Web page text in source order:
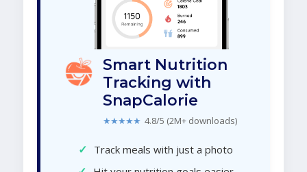
Smart Nutrition
Tracking with
SnapCalorie
★★★★★ 4.8/5 (2M+ downloads)
✓ Track meals with just a photo